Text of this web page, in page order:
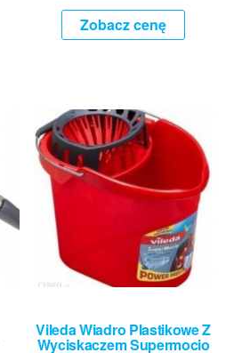
Zobacz cenę
Vileda Wiadro Plastikowe Z
Wyciskaczem Supermocio